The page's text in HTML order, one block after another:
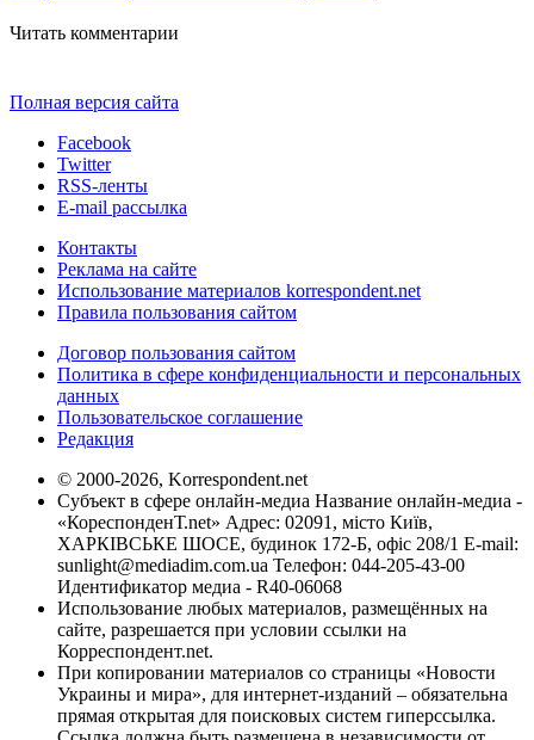
Читать комментарии
Полная версия сайта
Facebook
Twitter
RSS-ленты
E-mail рассылка
Контакты
Реклама на сайте
Использование материалов korrespondent.net
Правила пользования сайтом
Договор пользования сайтом
Политика в сфере конфиденциальности и персональных
данных
Пользовательское соглашение
Редакция
© 2000-2026, Korrespondent.net
Субъект в сфере онлайн-медиа Название онлайн-медиа -
«КореспонденТ.net» Адрес: 02091, місто Київ,
ХАРКІВСЬКЕ ШОСЕ, будинок 172-Б, офіс 208/1 E-mail:
sunlight@mediadim.com.ua Телефон: 044-205-43-00
Идентификатор медиа - R40-06068
Использование любых материалов, размещённых на
сайте, разрешается при условии ссылки на
Корреспондент.net.
При копировании материалов со страницы «Новости
Украины и мира», для интернет-изданий – обязательна
прямая открытая для поисковых систем гиперссылка.